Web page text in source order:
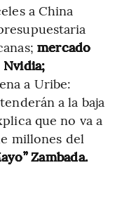
a China
mercado
a Uribe:
a la baja
que no va a
millones del
Zambada.